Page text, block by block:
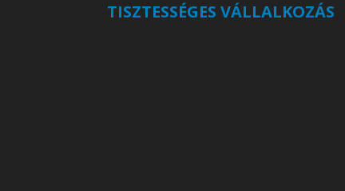
TISZTESSÉGES VÁLLALKOZÁS